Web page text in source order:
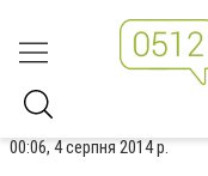
00:06, 4 серпня 2014 р.